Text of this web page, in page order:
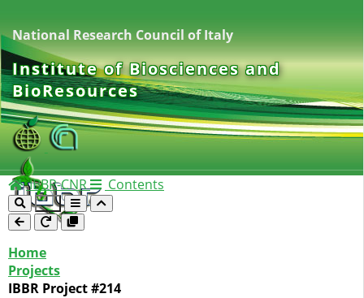
National Research Council of Italy
Institute of Biosciences and
BioResources
IBBR-CNR Contents
Home
Projects
IBBR Project #214